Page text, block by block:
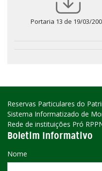
Portaria 13 de 19/03/
Reservas Particulares do
Sistema Informatizado de
Rede de instituições Pró
Boletim Informativo
Nome